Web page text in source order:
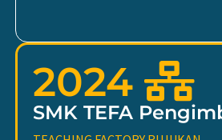
2024
SMK TEFA